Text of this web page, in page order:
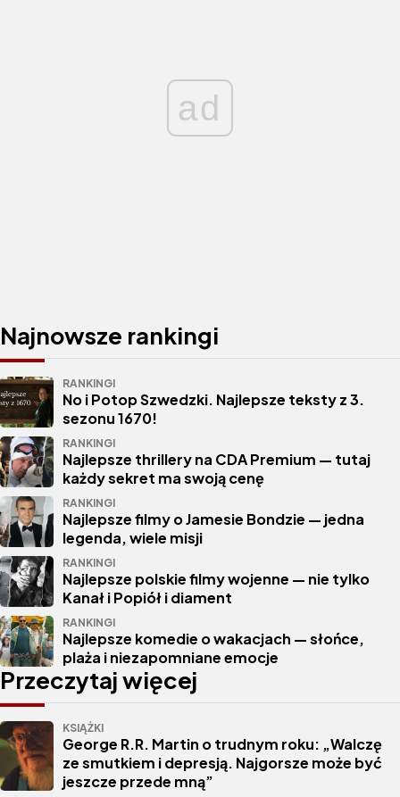
ad
Najnowsze rankingi
RANKINGI
No i Potop Szwedzki. Najlepsze teksty z 3.
sezonu 1670!
RANKINGI
Najlepsze thrillery na CDA Premium — tutaj
każdy sekret ma swoją cenę
RANKINGI
Najlepsze filmy o Jamesie Bondzie — jedna
legenda, wiele misji
RANKINGI
Najlepsze polskie filmy wojenne — nie tylko
Kanał i Popiół i diament
RANKINGI
Najlepsze komedie o wakacjach — słońce,
plaża i niezapomniane emocje
Przeczytaj więcej
KSIĄŻKI
George R.R. Martin o trudnym roku: „Walczę
ze smutkiem i depresją. Najgorsze może być
jeszcze przede mną”